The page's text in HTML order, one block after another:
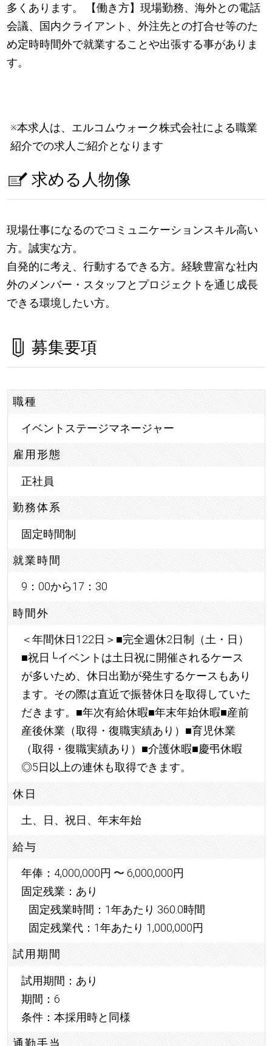
多くあります。 【働き方】現場勤務、海外との電話
会議、国内クライアント、外注先との打合せ等のた
め定時時間外で就業することや出張する事がありま
す。
※本求人は、エルコムウォーク株式会社による職業
紹介での求人ご紹介となります
求める人物像
現場仕事になるのでコミュニケーションスキル高い
方。誠実な方。
自発的に考え、行動するできる方。経験豊富な社内
外のメンバー・スタッフとプロジェクトを通じ成長
できる環境したい方。
募集要項
職種
イベントステージマネージャー
雇用形態
正社員
勤務体系
固定時間制
就業時間
9：00から17：30
時間外
＜年間休日122日＞■完全週休2日制（土・日）
■祝日└イベントは土日祝に開催されるケース
が多いため、休日出勤が発生するケースもあり
ます。その際は直近で振替休日を取得していた
だきます。■年次有給休暇■年末年始休暇■産前
産後休業（取得・復職実績あり）■育児休業
（取得・復職実績あり）■介護休暇■慶弔休暇
◎5日以上の連休も取得できます。
休日
土、日、祝日、年末年始
給与
年俸：4,000,000円 〜 6,000,000円
固定残業：あり
固定残業時間：1年あたり 360.0時間
固定残業代：1年あたり 1,000,000円
試用期間
試用期間：あり
期間：6
条件：本採用時と同様
通勤手当